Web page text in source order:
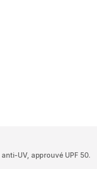
UV, approuvé UPF 50.